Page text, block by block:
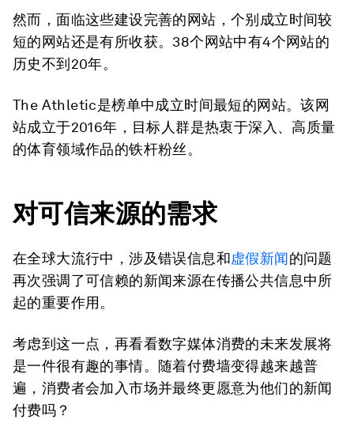
然而，面临这些建设完善的网站，个别成立时间较
短的网站还是有所收获。38个网站中有4个网站的
历史不到20年。
The Athletic是榜单中成立时间最短的网站。该网
站成立于2016年，目标人群是热衷于深入、高质量
的体育领域作品的铁杆粉丝。
对可信来源的需求
在全球大流行中，涉及错误信息和虚假新闻的问题
再次强调了可信赖的新闻来源在传播公共信息中所
起的重要作用。
考虑到这一点，再看看数字媒体消费的未来发展将
是一件很有趣的事情。随着付费墙变得越来越普
遍，消费者会加入市场并最终更愿意为他们的新闻
付费吗？